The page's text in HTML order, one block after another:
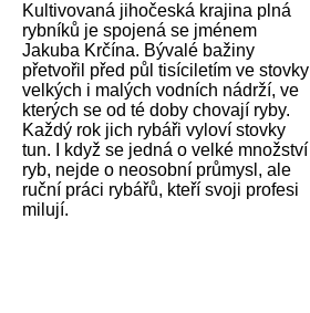
Kultivovaná jihočeská krajina plná
rybníků je spojená se jménem
Jakuba Krčína. Bývalé bažiny
přetvořil před půl tisíciletím ve stovky
velkých i malých vodních nádrží, ve
kterých se od té doby chovají ryby.
Každý rok jich rybáři vyloví stovky
tun. I když se jedná o velké množství
ryb, nejde o neosobní průmysl, ale
ruční práci rybářů, kteří svoji profesi
milují.